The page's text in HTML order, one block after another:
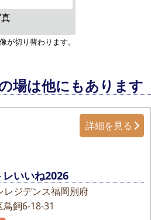
が切り替わります。
場は他にもあります
レいいね2026
ジデンス福岡別府
飼6-18-31
詳細を見る